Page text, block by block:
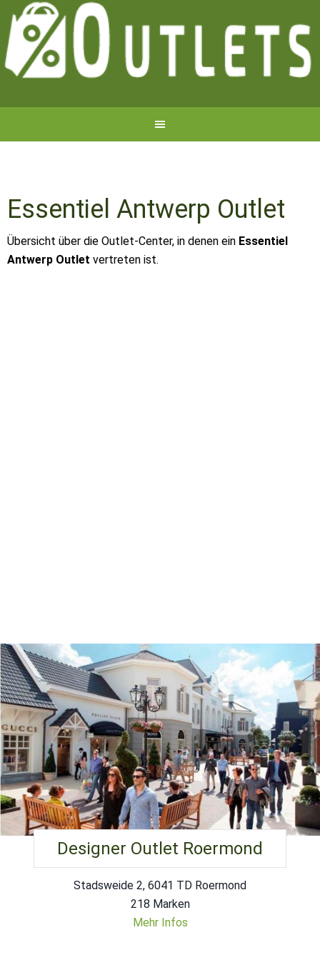
Essentiel Antwerp Outlet
Übersicht über die Outlet-Center, in denen ein Essentiel
Antwerp Outlet vertreten ist.
Designer Outlet Roermond
Stadsweide 2, 6041 TD Roermond
218 Marken
Mehr Infos